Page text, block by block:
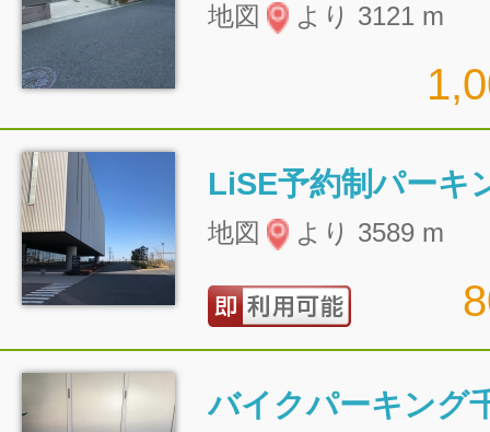
地図 より 3121 m
LiSE予約制パーキ
地図 より 3589 m
バイクパーキング